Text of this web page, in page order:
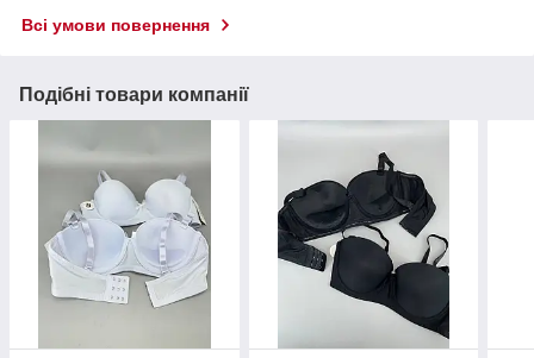
Всі умови повернення
Подібні товари компанії